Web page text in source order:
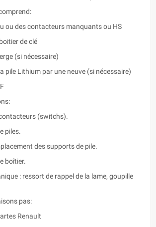
ou des contacteurs manquants ou HS
de clé
(si nécessaire)
pile Lithium par une neuve (si nécessaire)
(switchs).
piles.
des supports de pile.
boîtier.
: ressort de rappel de la lame, goupille
pas:
Renault